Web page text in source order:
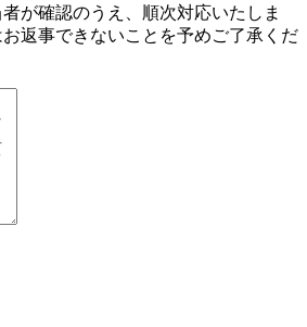
が確認のうえ、順次対応いたしま
返事できないことを予めご了承くだ